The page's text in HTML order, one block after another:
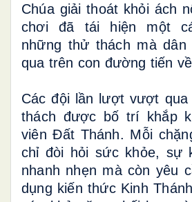
Chúa giải thoát khỏi ách
chơi đã tái hiện một
những thử thách mà
qua trên con đường tiến
Các đội lần lượt vượt
thách được bố trí khắp
viên Đất Thánh. Mỗi
chỉ đòi hỏi sức khỏe, sự
nhanh nhẹn mà còn yêu
dụng kiến thức Kinh